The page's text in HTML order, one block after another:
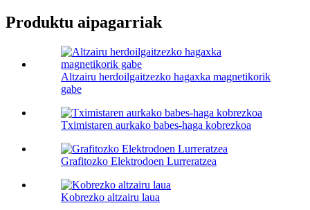
Produktu aipagarriak
Altzairu herdoilgaitzezko hagaxka magnetikorik
gabe
Tximistaren aurkako babes-haga kobrezkoa
Grafitozko Elektrodoen Lurreratzea
Kobrezko altzairu laua